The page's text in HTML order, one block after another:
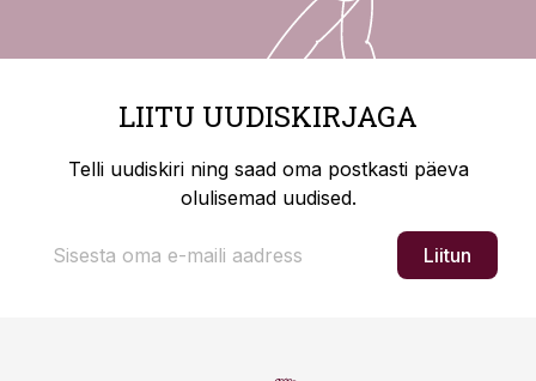
LIITU UUDISKIRJAGA
Telli uudiskiri ning saad oma postkasti päeva
olulisemad uudised.
Liitun